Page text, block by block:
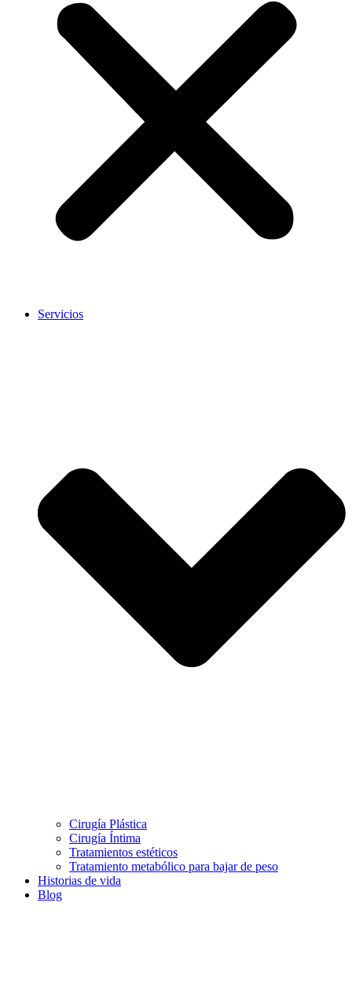
Servicios
Cirugía Plástica
Cirugía Íntima
Tratamientos estéticos
Tratamiento metabólico para bajar de peso
Historias de vida
Blog